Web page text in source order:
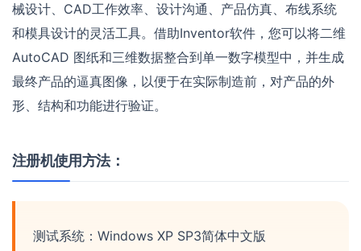
械设计、CAD工作效率、设计沟通、产品仿真、布线系统
和模具设计的灵活工具。借助Inventor软件，您可以将二维
AutoCAD 图纸和三维数据整合到单一数字模型中，并生成
最终产品的逼真图像，以便于在实际制造前，对产品的外
形、结构和功能进行验证。
注册机使用方法：
测试系统：Windows XP SP3简体中文版